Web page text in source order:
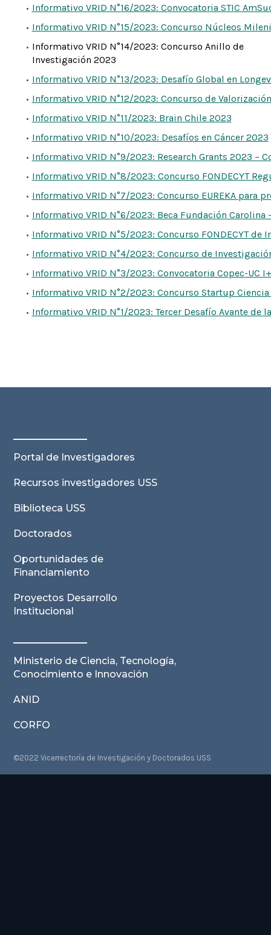
Informativo VRID N°16/2023: Convocatoria STIC
Informativo VRID N°15/2023: Concurso Núcleos
Informativo VRID N°14/2023: Concurso Anillo de
Investigación 2023
Informativo VRID N°13/2023: Desafío Global en
Informativo VRID N°12/2023: Concurso de
Informativo VRID N°11/2023: Brain Chile 2023
Informativo VRID N°10/2023: Desafíos en Cáncer 2023
Informativo VRID N°9/2023: Research Grants 2023 –
Informativo VRID N°8/2023: Concurso FONDECYT
Informativo VRID N°7/2023: Concurso EUREKA para
Informativo VRID N°6/2023: Beca Fundación
Informativo VRID N°5/2023: Concurso FONDECYT
Informativo VRID N°4/2023: Concurso de
Informativo VRID N°3/2023: Convocatoria Copec-UC
Informativo VRID N°2/2023: Concurso Startup
Informativo VRID N°1/2023: Tercer Desafío Avante de
Portal de Investigadores
Recursos investigadores USS
Biblioteca USS
Doctorados
Oportunidades de
Financiamiento
Proyectos Desarrollo
Institucional
Ministerio de Ciencia, Tecnología,
Conocimiento e Innovación
ANID
CORFO
©2022 Vicerrectoría de Investigación y Doctorados USS